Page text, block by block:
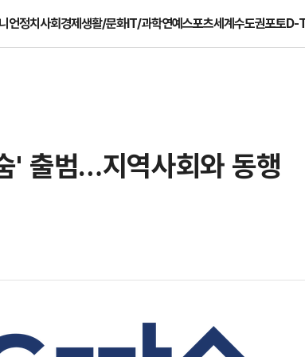
언정치사회경제생활/문화IT/과학연예스포츠세계수도권포토D-
' 출범…지역사회와 동행